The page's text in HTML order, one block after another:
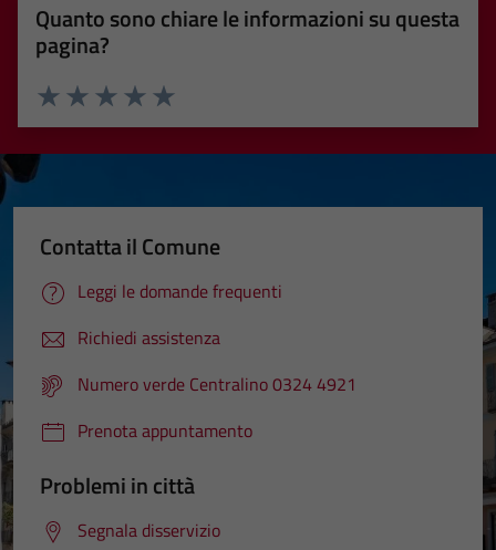
Quanto sono chiare le informazioni su questa
pagina?
Valuta 5 stelle su 5
Valuta 4 stelle su 5
Valuta 3 stelle su 5
Valuta 2 stelle su 5
Valuta 1 stelle su 5
Contatta il Comune
Leggi le domande frequenti
Richiedi assistenza
Numero verde Centralino 0324 4921
Prenota appuntamento
Problemi in città
Segnala disservizio